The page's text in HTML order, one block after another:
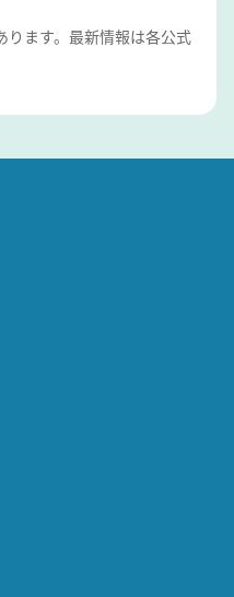
ます。最新情報は各公式